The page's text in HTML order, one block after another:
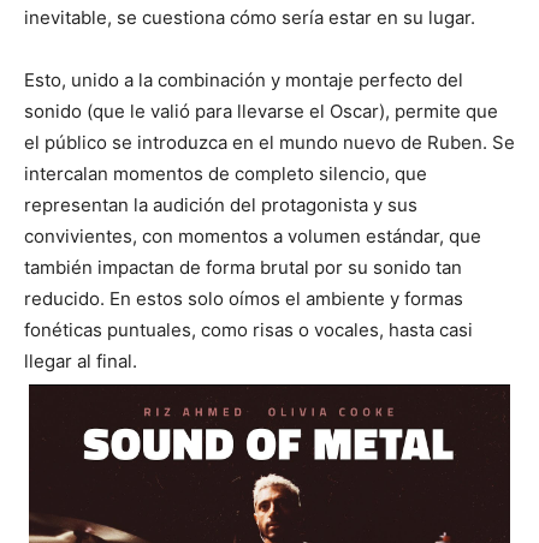
inevitable, se cuestiona cómo sería estar en su lugar.
Esto, unido a la combinación y montaje perfecto del
sonido (que le valió para llevarse el Oscar), permite que
el público se introduzca en el mundo nuevo de Ruben. Se
intercalan momentos de completo silencio, que
representan la audición del protagonista y sus
convivientes, con momentos a volumen estándar, que
también impactan de forma brutal por su sonido tan
reducido. En estos solo oímos el ambiente y formas
fonéticas puntuales, como risas o vocales, hasta casi
llegar al final.